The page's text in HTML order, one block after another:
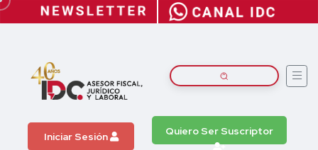
Iniciar Sesión Quiero Ser Suscriptor